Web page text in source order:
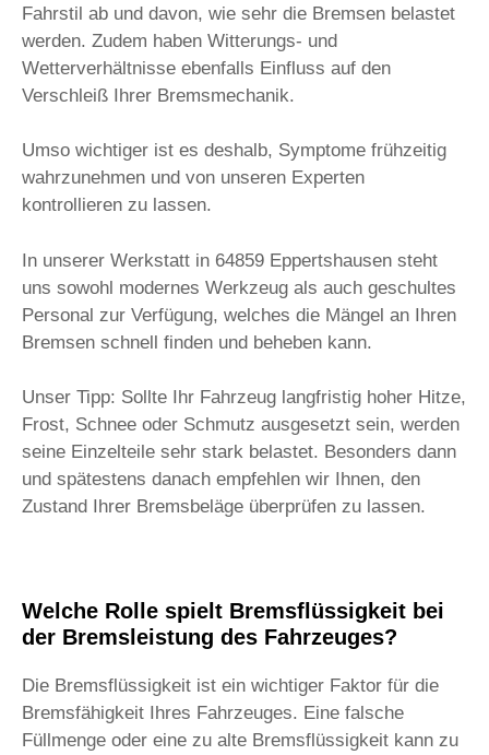
Fahrstil ab und davon, wie sehr die Bremsen belastet
werden. Zudem haben Witterungs- und
Wetterverhältnisse ebenfalls Einfluss auf den
Verschleiß Ihrer Bremsmechanik.
Umso wichtiger ist es deshalb, Symptome frühzeitig
wahrzunehmen und von unseren Experten
kontrollieren zu lassen.
In unserer Werkstatt in 64859 Eppertshausen steht
uns sowohl modernes Werkzeug als auch geschultes
Personal zur Verfügung, welches die Mängel an Ihren
Bremsen schnell finden und beheben kann.
Unser Tipp: Sollte Ihr Fahrzeug langfristig hoher Hitze,
Frost, Schnee oder Schmutz ausgesetzt sein, werden
seine Einzelteile sehr stark belastet. Besonders dann
und spätestens danach empfehlen wir Ihnen, den
Zustand Ihrer Bremsbeläge überprüfen zu lassen.
Welche Rolle spielt Bremsflüssigkeit bei
der Bremsleistung des Fahrzeuges?
Die Bremsflüssigkeit ist ein wichtiger Faktor für die
Bremsfähigkeit Ihres Fahrzeuges. Eine falsche
Füllmenge oder eine zu alte Bremsflüssigkeit kann zu